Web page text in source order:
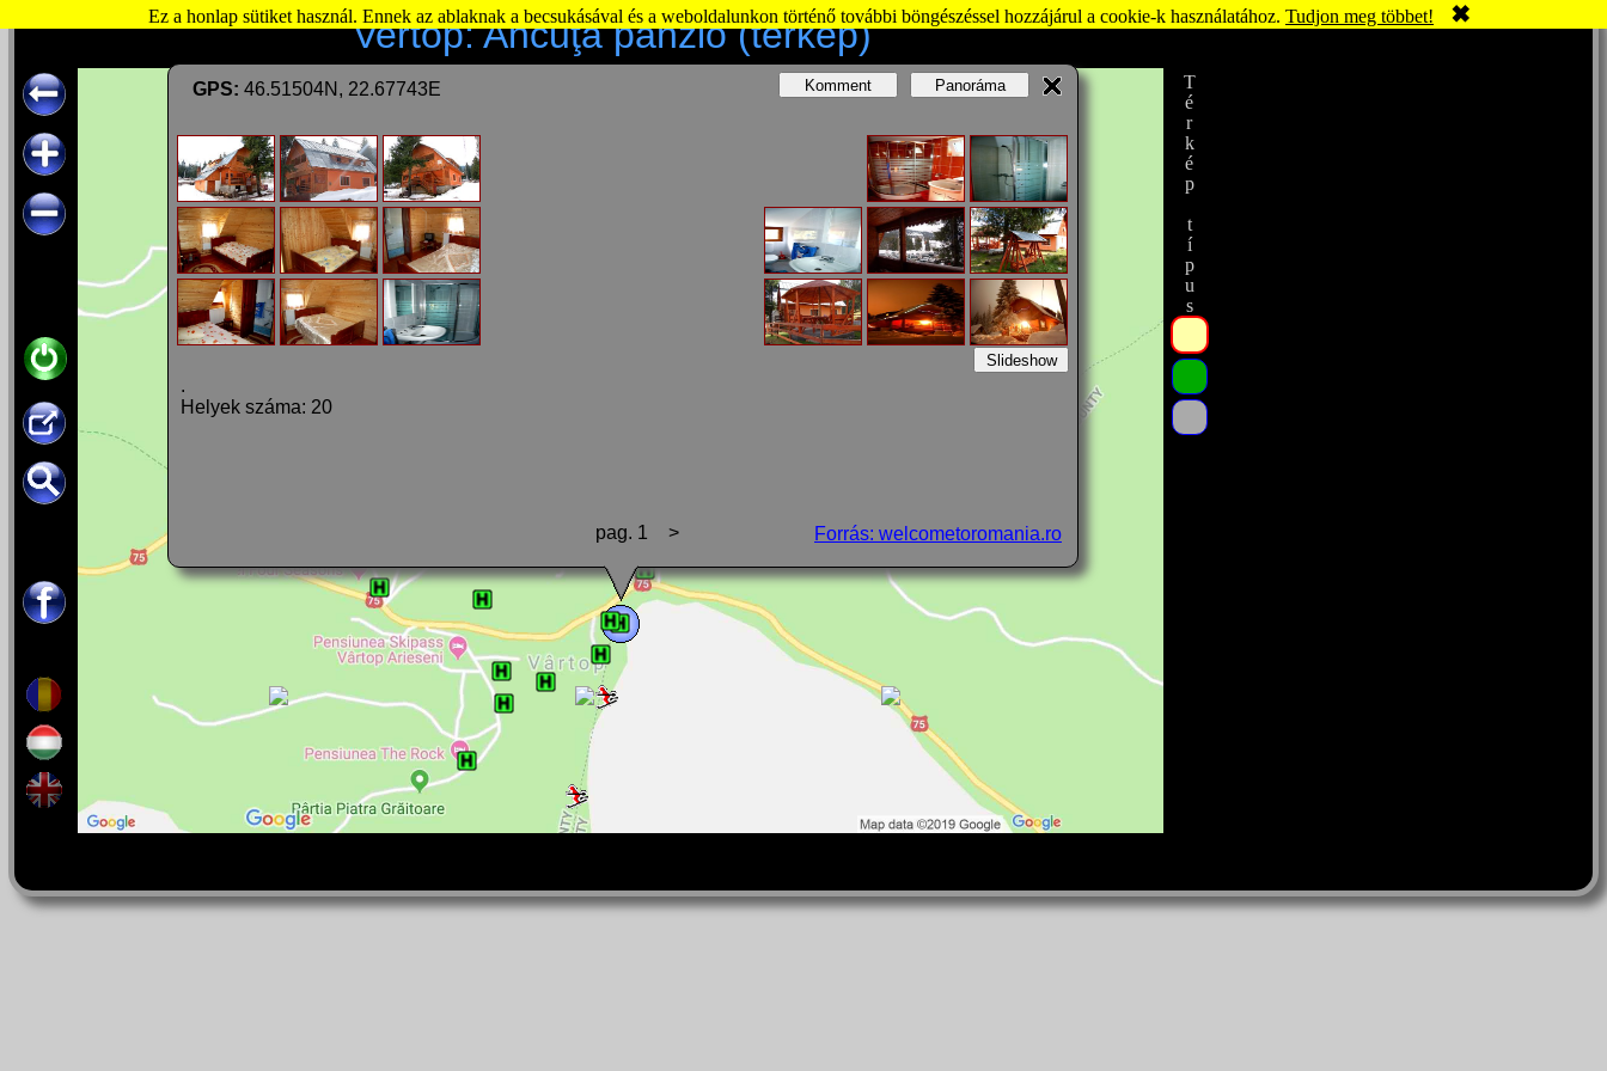
Ez a honlap sütiket használ. Ennek az ablaknak a becsukásával és a weboldalunkon történő további böngészéssel hozzájárul a cookie-k használatához. Tudjon meg többet! ✖
Vertop: Ancuţa panzió (térkép)
.
Helyek száma: 20
Forrás: welcometoromania.ro
GPS: 46.51504N, 22.67743E
Slideshow
Komment Panoráma
pag. 1 >
Térkép típus